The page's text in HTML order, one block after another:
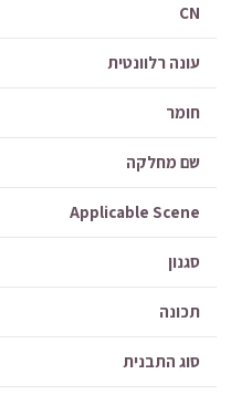
CN
עונה רלוונטית
חומר
שם מחלקה
Applicable Scene
סגנון
תכונה
סוג התבנית